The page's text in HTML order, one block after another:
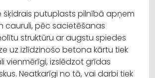
šķidrais putuplasts pilnībā apņem
cauruli, pēc sacietēšanas
struktūru ar augstu spiedes
uz izlīdzinošo betona kārtu tiek
vienmērīgi, izslēdzot grīdas
Neatkarīgi no tā, vai darbi tiek